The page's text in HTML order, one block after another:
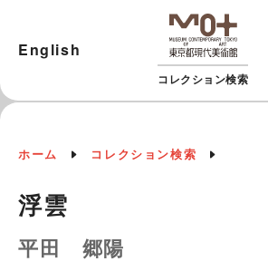
コレクション検索
English
ホーム コレクション検索
浮雲
平田 郷陽